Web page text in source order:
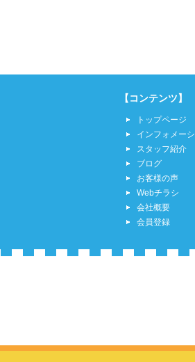
【コンテンツ】
トップページ
インフォメー
スタッフ紹介
ブログ
お客様の声
Webチラシ
会社概要
会員登録